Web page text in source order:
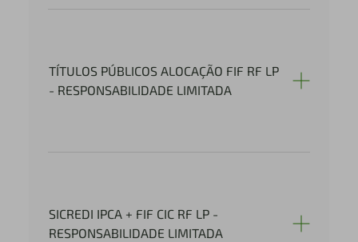
TÍTULOS PÚBLICOS ALOCAÇÃO FIF RF LP
- RESPONSABILIDADE LIMITADA
SICREDI IPCA + FIF CIC RF LP -
RESPONSABILIDADE LIMITADA